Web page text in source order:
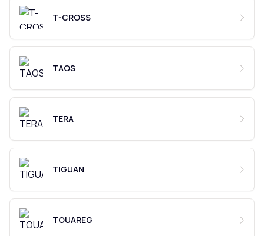
T-CROSS
TAOS
TERA
TIGUAN
TOUAREG